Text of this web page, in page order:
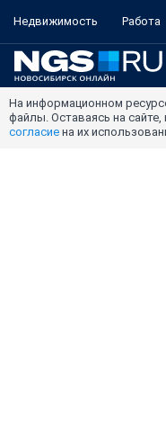
Недвижимость Работа
На информационном
файлы. Оставаясь на
согласие на их